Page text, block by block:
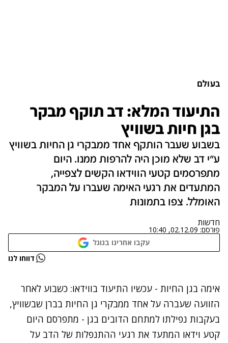
בעולם
התיעוד המלא: דב תוקף מבקר
בגן חיות בשוויץ
בשבוע שעבר הותקף אחד ממבקרי גן החיות בשוויץ
ע"י דב שלא מוכן היה להרפות ממנו. היום
מתפרסמים קטעי הווידאו הקשים לצפייה,
המתעדים את רגעי האימה שעברו על המבקר
האומלל. צפו בתמונות
חדשות
פורסם: 02.12.09, 10:40
עקבו אחרינו בגוגל
נתקלנו בבעיה דווחו לנו
אימה בגן החיות - עכשיו התיעוד בווידאו: כשבוע לאחר
הזוועה שעברה על אחד ממבקרי גן החיות בברן שבשוויץ,
בעקבות נפילתו למתחם הדובים בגן - מתפרסם היום
קטע וידאו המתעד את רגעי ההתנפלות של הדב על